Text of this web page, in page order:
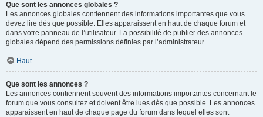
Que sont les annonces globales ?
Les annonces globales contiennent des informations importantes que vous
devez lire dès que possible. Elles apparaissent en haut de chaque forum et
dans votre panneau de l’utilisateur. La possibilité de publier des annonces
globales dépend des permissions définies par l’administrateur.
Haut
Que sont les annonces ?
Les annonces contiennent souvent des informations importantes concernant le
forum que vous consultez et doivent être lues dès que possible. Les annonces
apparaissent en haut de chaque page du forum dans lequel elles sont